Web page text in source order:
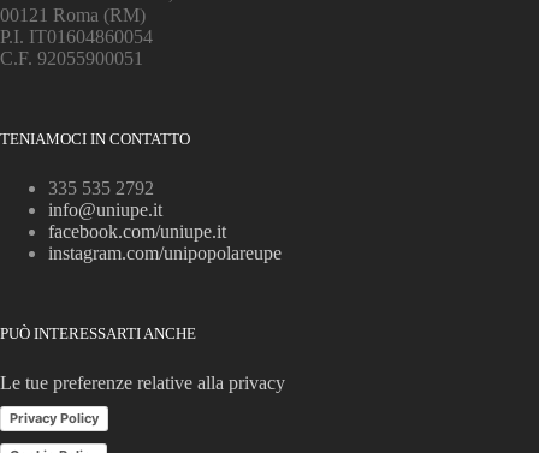
00121 Roma (RM)
P.I. IT01604860054
C.F. 92055900051
TENIAMOCI IN CONTATTO
335 535 2792
info@uniupe.it
facebook.com/uniupe.it
instagram.com/unipopolareupe
PUÒ INTERESSARTI ANCHE
Le tue preferenze relative alla privacy
Privacy Policy